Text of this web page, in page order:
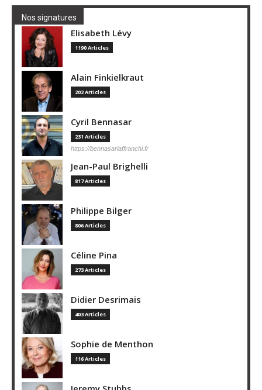
Nos signatures
Elisabeth Lévy
1190 Articles
Alain Finkielkraut
202 Articles
Cyril Bennasar
231 Articles
https://bennasarlaffranchi.fr
Jean-Paul Brighelli
817 Articles
Philippe Bilger
806 Articles
Céline Pina
273 Articles
Didier Desrimais
403 Articles
Sophie de Menthon
116 Articles